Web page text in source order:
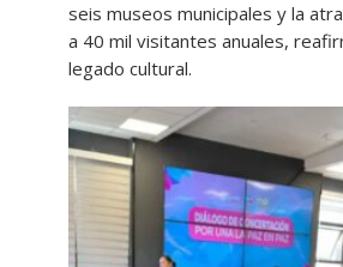
seis museos municipales y la
a 40 mil visitantes anuales,
legado cultural.